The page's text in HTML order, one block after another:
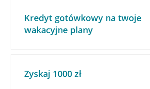
Kredyt gotówkowy na twoje
wakacyjne plany
Zyskaj 1000 zł